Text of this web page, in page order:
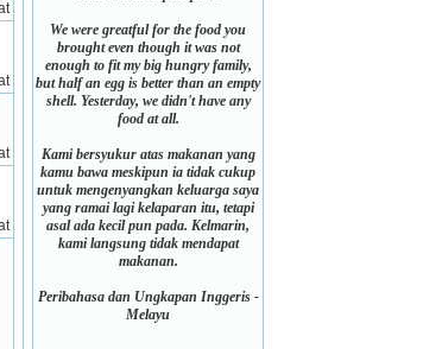
We were greatful for the food you
brought even though it was not
enough to fit my big hungry family,
but half an egg is better than an empty
shell. Yesterday, we didn't have any
food at all.
Kami bersyukur atas makanan yang
kamu bawa meskipun ia tidak cukup
untuk mengenyangkan keluarga saya
yang ramai lagi kelaparan itu, tetapi
asal ada kecil pun pada. Kelmarin,
kami langsung tidak mendapat
makanan.
Peribahasa dan Ungkapan Inggeris -
Melayu